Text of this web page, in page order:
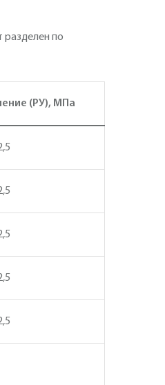
разделен по
(PУ), МПа